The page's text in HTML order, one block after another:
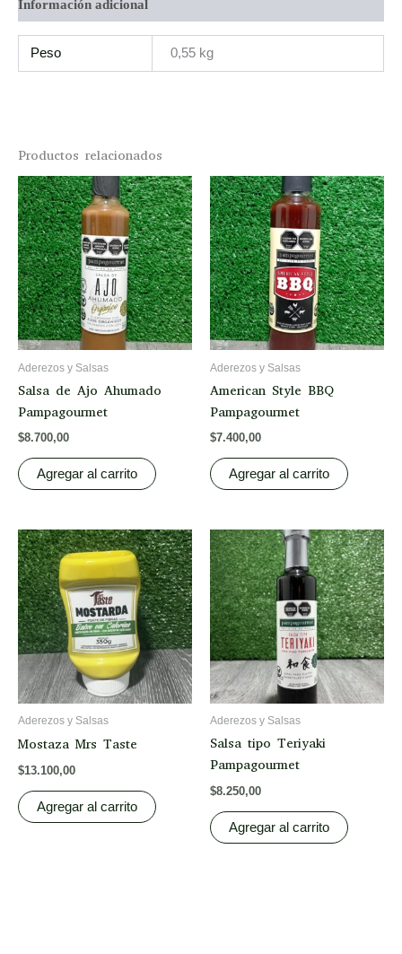
Información adicional
Peso 0,55 kg
Productos relacionados
Aderezos y Salsas
Salsa de Ajo Ahumado
Pampagourmet
$8.700,00
Agregar al carrito
Aderezos y Salsas
American Style BBQ
Pampagourmet
$7.400,00
Agregar al carrito
Aderezos y Salsas
Mostaza Mrs Taste
$13.100,00
Agregar al carrito
Aderezos y Salsas
Salsa tipo Teriyaki
Pampagourmet
$8.250,00
Agregar al carrito